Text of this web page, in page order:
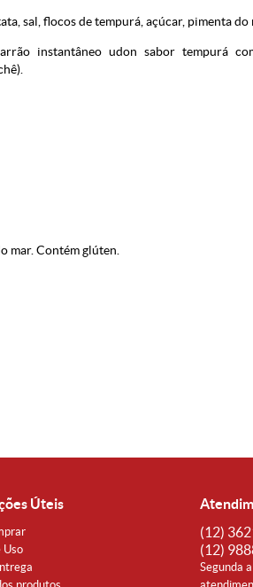
sal, flocos de tempurá, açúcar, pimenta do
instantâneo udon sabor tempurá
mar. Contém glúten.
Úteis
Uso
(12)
(12)
Segunda